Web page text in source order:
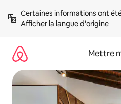
directement
Afficher la langue d'origine
Mettre